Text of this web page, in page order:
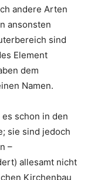
andere Arten
ansonsten
sind
Element
dem
Namen.
schon in den
sie sind jedoch
–
allesamt nicht
Kirchenbau